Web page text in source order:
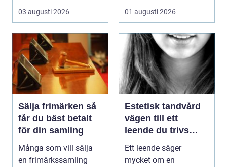
också mer br...
03 augusti 2026 01 augusti 2026
Sälja frimärken så
får du bäst betalt
för din samling
Många som vill sälja
en frimärkssamling
Estetisk tandvård
vägen till ett
leende du trivs
med
Ett leende säger
mycket om en